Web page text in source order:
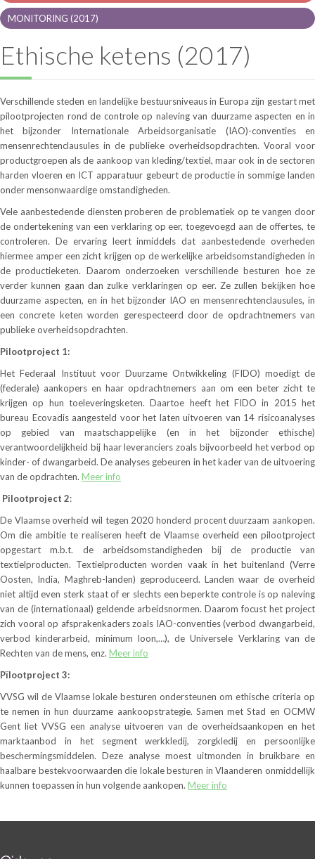
MONITORING (2017)
Ethische ketens (2017)
Verschillende steden en landelijke bestuursniveaus in Europa zijn gestart met
pilootprojecten rond de controle op naleving van duurzame aspecten en in
het bijzonder Internationale Arbeidsorganisatie (IAO)-conventies en
mensenrechtenclausules in de publieke overheidsopdrachten. Vooral voor
productgroepen als de aankoop van kleding/textiel, maar ook in de sectoren
harden vloeren en ICT apparatuur gebeurt de productie in sommige landen
onder mensonwaardige omstandigheden.
Vele aanbestedende diensten proberen de problematiek op te vangen door
de ondertekening van een verklaring op eer, toegevoegd aan de offertes, te
controleren. De ervaring leert inmiddels dat aanbestedende overheden
hiermee amper een zicht krijgen op de werkelijke arbeidsomstandigheden in
de productieketen. Daarom onderzoeken verschillende besturen hoe ze
verder kunnen gaan dan zulke verklaringen op eer. Ze zullen bekijken hoe
duurzame aspecten, en in het bijzonder IAO en mensenrechtenclausules, in
een concrete keten worden gerespecteerd door de opdrachtnemers van
publieke overheidsopdrachten.
Pilootproject 1:
Het Federaal Instituut voor Duurzame Ontwikkeling (FIDO) moedigt de
(federale) aankopers en haar opdrachtnemers aan om een beter zicht te
krijgen op hun toeleveringsketen. Daartoe heeft het FIDO in 2015 het
bureau Ecovadis aangesteld voor het laten uitvoeren van 14 risicoanalyses
op gebied van maatschappelijke (en in het bijzonder ethische)
verantwoordelijkheid bij haar leveranciers zoals bijvoorbeeld het verbod op
kinder- of dwangarbeid. De analyses gebeuren in het kader van de uitvoering
van de opdrachten. Meer info
Pilootproject 2:
De Vlaamse overheid wil tegen 2020 honderd procent duurzaam aankopen.
Om die ambitie te realiseren heeft de Vlaamse overheid een pilootproject
opgestart m.b.t. de arbeidsomstandigheden bij de productie van
textielproducten. Textielproducten worden vaak in het buitenland (Verre
Oosten, India, Maghreb-landen) geproduceerd. Landen waar de overheid
niet altijd even sterk staat of er slechts een beperkte controle is op naleving
van de (internationaal) geldende arbeidsnormen. Daarom focust het project
zich vooral op afsprakenkaders zoals IAO-conventies (verbod dwangarbeid,
verbod kinderarbeid, minimum loon,…), de Universele Verklaring van de
Rechten van de mens, enz. Meer info
Pïlootproject 3:
VVSG wil de Vlaamse lokale besturen ondersteunen om ethische criteria op
te nemen in hun duurzame aankoopstrategie. Samen met Stad en OCMW
Gent liet VVSG een analyse uitvoeren van de overheidsaankopen en het
marktaanbod in het segment werkkledij, zorgkledij en persoonlijke
beschermingsmiddelen. Deze analyse moest uitmonden in bruikbare en
haalbare bestekvoorwaarden die lokale besturen in Vlaanderen onmiddellijk
kunnen toepassen in hun volgende aankopen. Meer info